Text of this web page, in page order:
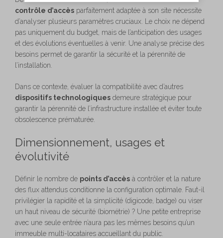
contrôle d’accès parfaitement adaptée à son site nécessite
d’analyser plusieurs paramètres cruciaux. Le choix ne dépend
pas uniquement du budget, mais de l’anticipation des usages
et des évolutions éventuelles à venir. Une analyse précise des
besoins permet de garantir la sécurité et la pérennité de
l’installation.
Dans ce contexte, évaluer la compatibilité avec d’autres
dispositifs technologiques demeure stratégique pour
garantir la pérennité de l’infrastructure installée et éviter toute
obsolescence prématurée.
Dimensionnement, usages et
évolutivité
Définir le nombre de points d’accès à contrôler et la nature
des flux attendus conditionne la configuration optimale. Faut-il
privilégier la rapidité et la simplicité (digicode, badge) ou viser
un haut niveau de sécurité (biométrie) ? Une petite entreprise
avec une seule entrée n’aura pas les mêmes besoins qu’un
immeuble multi-locataires accueillant du public.